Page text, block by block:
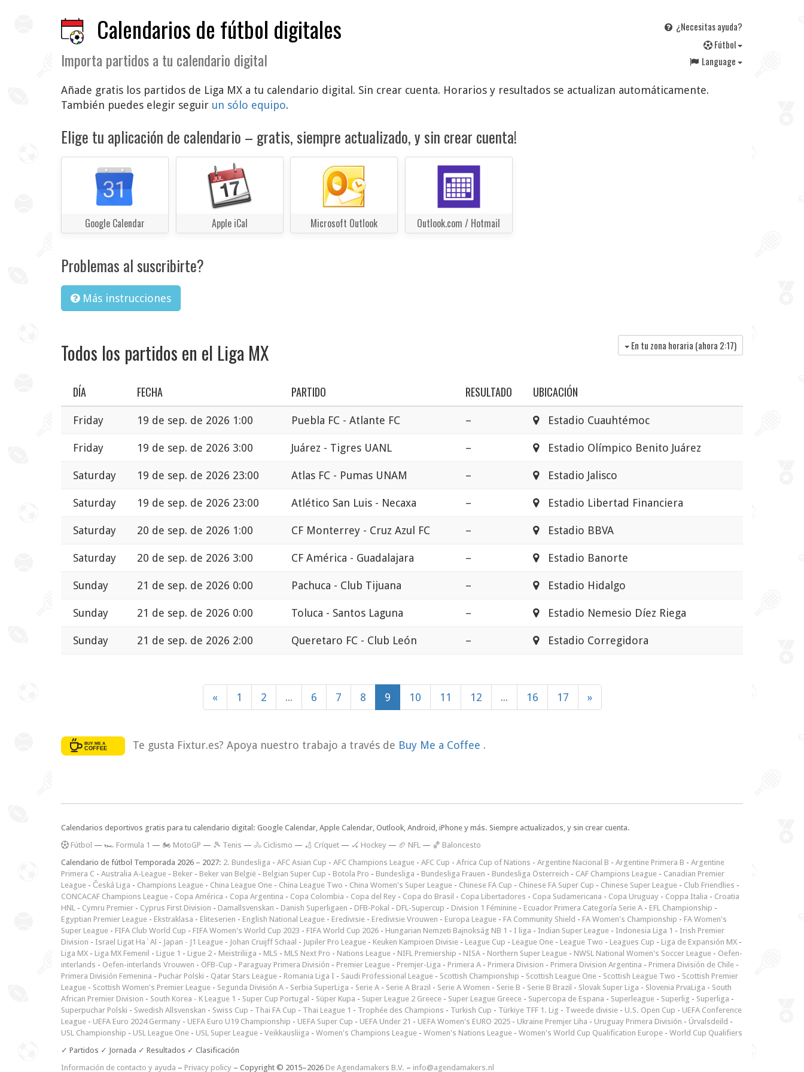
Calendarios de fútbol digitales
Importa partidos a tu calendario digital
¿Necesitas ayuda?
Fútbol
Language
Añade gratis los partidos de Liga MX a tu calendario digital. Sin crear cuenta. Horarios y resultados se actualizan automáticamente.
También puedes elegir seguir un sólo equipo.
Elige tu aplicación de calendario – gratis, siempre actualizado, y sin crear cuenta!
Google Calendar Apple iCal Microsoft Outlook Outlook.com / Hotmail
Problemas al suscribirte?
Más instrucciones
Todos los partidos en el Liga MX En tu zona horaria (ahora 2:17)
DÍA FECHA PARTIDO RESULTADO UBICACIÓN
Friday 19 de sep. de 2026 1:00 Puebla FC - Atlante FC – Estadio Cuauhtémoc
Friday 19 de sep. de 2026 3:00 Juárez - Tigres UANL – Estadio Olímpico Benito Juárez
Saturday 19 de sep. de 2026 23:00 Atlas FC - Pumas UNAM – Estadio Jalisco
Saturday 19 de sep. de 2026 23:00 Atlético San Luis - Necaxa – Estadio Libertad Financiera
Saturday 20 de sep. de 2026 1:00 CF Monterrey - Cruz Azul FC – Estadio BBVA
Saturday 20 de sep. de 2026 3:00 CF América - Guadalajara – Estadio Banorte
Sunday 21 de sep. de 2026 0:00 Pachuca - Club Tijuana – Estadio Hidalgo
Sunday 21 de sep. de 2026 0:00 Toluca - Santos Laguna – Estadio Nemesio Díez Riega
Sunday 21 de sep. de 2026 2:00 Queretaro FC - Club León – Estadio Corregidora
« 1 2 ... 6 7 8 9 10 11 12 ... 16 17 »
Te gusta Fixtur.es? Apoya nuestro trabajo a través de Buy Me a Coffee .
Calendarios deportivos gratis para tu calendario digital: Google Calendar, Apple Calendar, Outlook, Android, iPhone y más. Siempre actualizados, y sin crear cuenta.
Fútbol — 🏎️ Formula 1 — 🏍 MotoGP — 🎾 Tenis — 🚴 Ciclismo — 🏏 Críquet — 🏑 Hockey — 🏈 NFL — 🏀 Baloncesto
Calendario de fútbol Temporada 2026 – 2027: 2. Bundesliga - AFC Asian Cup - AFC Champions League - AFC Cup - Africa Cup of Nations - Argentine Nacional B - Argentine Primera B - Argentine
Primera C - Australia A-League - Beker - Beker van België - Belgian Super Cup - Botola Pro - Bundesliga - Bundesliga Frauen - Bundesliga Österreich - CAF Champions League - Canadian Premier
League - Česká Liga - Champions League - China League One - China League Two - China Women's Super League - Chinese FA Cup - Chinese FA Super Cup - Chinese Super League - Club Friendlies -
CONCACAF Champions League - Copa América - Copa Argentina - Copa Colombia - Copa del Rey - Copa do Brasil - Copa Libertadores - Copa Sudamericana - Copa Uruguay - Coppa Italia - Croatia
HNL - Cymru Premier - Cyprus First Division - Damallsvenskan - Danish Superligaen - DFB-Pokal - DFL-Supercup - Division 1 Féminine - Ecuador Primera Categoría Serie A - EFL Championship -
Egyptian Premier League - Ekstraklasa - Eliteserien - English National League - Eredivisie - Eredivisie Vrouwen - Europa League - FA Community Shield - FA Women's Championship - FA Women's
Super League - FIFA Club World Cup - FIFA Women's World Cup 2023 - FIFA World Cup 2026 - Hungarian Nemzeti Bajnokság NB 1 - I liga - Indian Super League - Indonesia Liga 1 - Irish Premier
Division - Israel Ligat Ha`Al - Japan - J1 League - Johan Cruijff Schaal - Jupiler Pro League - Keuken Kampioen Divisie - League Cup - League One - League Two - Leagues Cup - Liga de Expansión MX -
Liga MX - Liga MX Femenil - Ligue 1 - Ligue 2 - Meistriliiga - MLS - MLS Next Pro - Nations League - NIFL Premiership - NISA - Northern Super League - NWSL National Women's Soccer League - Oefen-
interlands - Oefen-interlands Vrouwen - ÖFB-Cup - Paraguay Primera División - Premier League - Premjer-Liga - Primera A - Primera Division - Primera Division Argentina - Primera División de Chile -
Primera División Femenina - Puchar Polski - Qatar Stars League - Romania Liga I - Saudi Professional League - Scottish Championship - Scottish League One - Scottish League Two - Scottish Premier
League - Scottish Women's Premier League - Segunda División A - Serbia SuperLiga - Serie A - Serie A Brazil - Serie A Women - Serie B - Serie B Brazil - Slovak Super Liga - Slovenia PrvaLiga - South
African Premier Division - South Korea - K League 1 - Super Cup Portugal - Süper Kupa - Super League 2 Greece - Super League Greece - Supercopa de Espana - Superleague - Superlig - Superliga -
Superpuchar Polski - Swedish Allsvenskan - Swiss Cup - Thai FA Cup - Thai League 1 - Trophée des Champions - Turkish Cup - Türkiye TFF 1. Lig - Tweede divisie - U.S. Open Cup - UEFA Conference
League - UEFA Euro 2024 Germany - UEFA Euro U19 Championship - UEFA Super Cup - UEFA Under 21 - UEFA Women's EURO 2025 - Ukraine Premjer Liha - Uruguay Primera División - Úrvalsdeild -
USL Championship - USL League One - USL Super League - Veikkausliiga - Women's Champions League - Women's Nations League - Women's World Cup Qualification Europe - World Cup Qualifiers
✓ Partidos ✓ Jornada ✓ Resultados ✓ Clasificación
Información de contacto y ayuda – Privacy policy – Copyright © 2015–2026 De Agendamakers B.V. – info@agendamakers.nl